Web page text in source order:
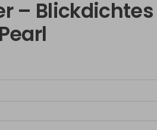
– Blickdichtes